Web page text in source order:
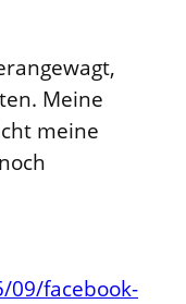
Meine
meine
09/facebook-